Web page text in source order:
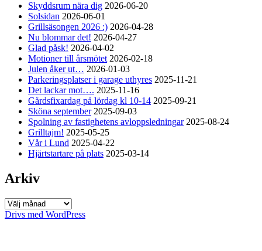
Skyddsrum nära dig 2026-06-20
Solsidan 2026-06-01
Grillsäsongen 2026 :) 2026-04-28
Nu blommar det! 2026-04-27
Glad påsk! 2026-04-02
Motioner till årsmötet 2026-02-18
Julen åker ut… 2026-01-03
Parkeringsplatser i garage uthyres 2025-11-21
Det lackar mot…. 2025-11-16
Gårdsfixardag på lördag kl 10-14 2025-09-21
Sköna september 2025-09-03
Spolning av fastighetens avloppsledningar 2025-08-24
Grilltajm! 2025-05-25
Vår i Lund 2025-04-22
Hjärtstartare på plats 2025-03-14
Arkiv
Arkiv
Drivs med WordPress